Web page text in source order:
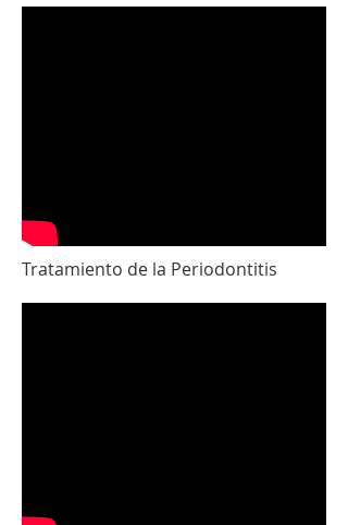
Tratamiento de la Periodontitis